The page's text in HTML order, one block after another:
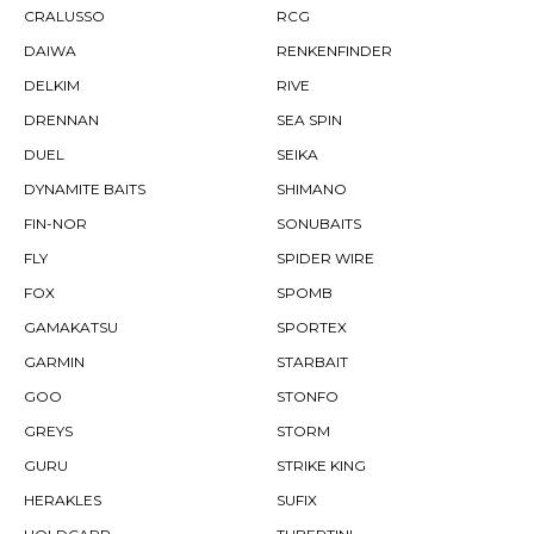
CRALUSSO
DAIWA
DELKIM
DRENNAN
DUEL
DYNAMITE BAITS
FIN-NOR
FLY
FOX
GAMAKATSU
GARMIN
GOO
GREYS
GURU
HERAKLES
RCG
RENKENFINDER
RIVE
SEA SPIN
SEIKA
SHIMANO
SONUBAITS
SPIDER WIRE
SPOMB
SPORTEX
STARBAIT
STONFO
STORM
STRIKE KING
SUFIX